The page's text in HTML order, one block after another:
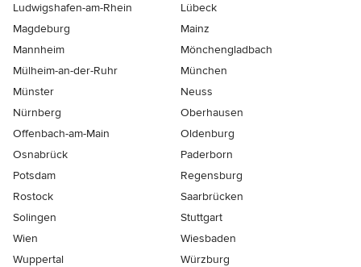
Ludwigshafen-am-Rhein
Lübeck
Magdeburg
Mainz
Mannheim
Mönchen­gladbach
Mülheim-an-der-Ruhr
München
Münster
Neuss
Nürnberg
Oberhausen
Offenbach-am-Main
Oldenburg
Osnabrück
Paderborn
Potsdam
Regensburg
Rostock
Saarbrücken
Solingen
Stuttgart
Wien
Wiesbaden
Wuppertal
Würzburg